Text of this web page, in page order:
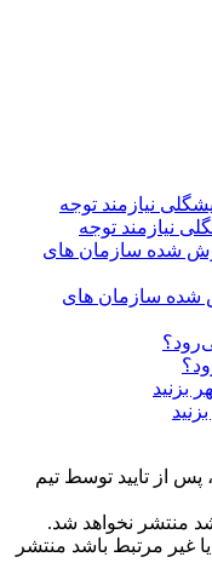
نیازمند توجه
شده سازمان های
از تایید توسط تیم
منتشر نخواهد شد.
غیر مرتبط باشد منتشر